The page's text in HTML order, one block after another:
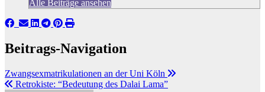
Alle Beiträge ansehen
Beitrags-Navigation
Zwangsexmatrikulationen an der Uni Köln
Retrokiste: “Bedeutung des Dalai Lama”